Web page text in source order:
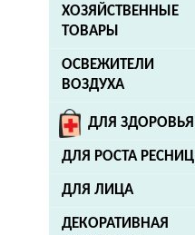
ХОЗЯЙСТВЕННЫЕ
ТОВАРЫ
ОСВЕЖИТЕЛИ
ВОЗДУХА
ДЛЯ ЗДОРОВЬЯ
ДЛЯ РОСТА РЕСНИЦ
ДЛЯ ЛИЦА
ДЕКОРАТИВНАЯ